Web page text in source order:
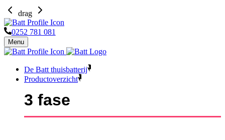
drag
0252 781 081
Menu
De Batt thuisbatterij
Productoverzicht
3 fase